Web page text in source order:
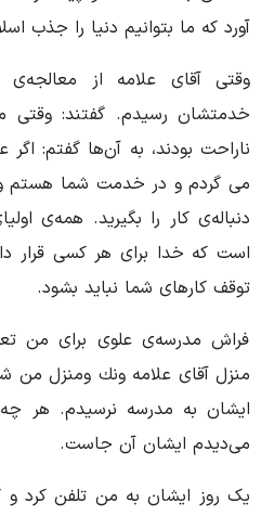
آورد كه ما بتوانیم دنیا را جذب
وقتی آقای علامه از معالجه‌ی
خدمتشان رسیدم. گفتند: وقتی
ناراحت بودند، به آن‌ها گفتم:
می گردم و در خدمت شما هستم
دنباله‌ی كار را بگیرید. همه‌ی
است كه خدا برای هر كسی
توقف کارهای شما نباید بشود.
فراش مدرسه‌ی علوی برای من
منزل آقای علامه ونك ومنزل من
ایشان به مدرسه نرسیدم. هر
می‌دیدم ایشان آن جاست.
یک روز ایشان به من تلفن كرد